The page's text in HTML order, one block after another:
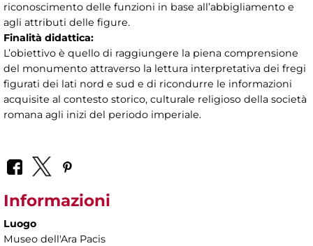
riconoscimento delle funzioni in base all’abbigliamento e
agli attributi delle figure.
Finalità didattica:
L’obiettivo è quello di raggiungere la piena comprensione
del monumento attraverso la lettura interpretativa dei fregi
figurati dei lati nord e sud e di ricondurre le informazioni
acquisite al contesto storico, culturale religioso della società
romana agli inizi del periodo imperiale.
Informazioni
Luogo
Museo dell'Ara Pacis